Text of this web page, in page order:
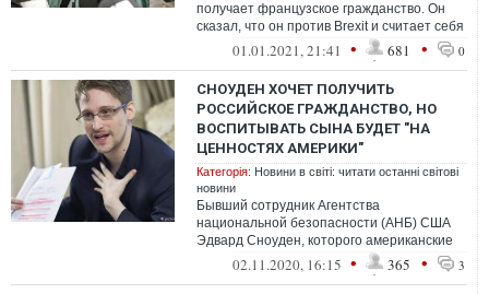
получает французское гражданство. Он
сказал, что он против Brexit и считает себя
европейцем.
01.01.2021, 21:41 • 681 • 0
СНОУДЕН ХОЧЕТ ПОЛУЧИТЬ
РОССИЙСКОЕ ГРАЖДАНСТВО, НО
ВОСПИТЫВАТЬ СЫНА БУДЕТ "НА
ЦЕННОСТЯХ АМЕРИКИ"
Категорія: Новини в світі: читати останні світові
новини
Бывший сотрудник Агентства
национальной безопасности (АНБ) США
Эдвард Сноуден, которого американские
спецслужбы обвиняют в шпионаже, подал
02.11.2020, 16:15 • 365 • 3